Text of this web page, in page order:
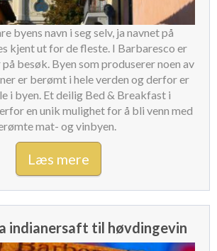
er det de store skinker og de fyldige
middagsbordet.
er forskellige – hverferiebolig i
de lokale befolkninger er forskellige, men
måder er et fællestræk for italienerne er
over deres specifikke region. Og
og olivenolie, der produceres netop her.
den bedste vin og den bedste olie
i netop dennes region.
byens navn i seg selv, ja navnet på
kjent ut for de fleste. I Barbaresco er
besøk. Byen som produserer noen av
er berømt i hele verden og derfor er
i byen. Et deilig Bed & Breakfast i
en unik mulighet for å bli venn med
mat- og vinbyen.
Læs mere
indianersaft til høvdingevin